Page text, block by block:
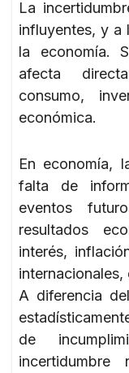
La
influyentes, y a
la economía.
afecta
consumo,
económica.
En economía,
falta de
eventos
resultados
interés,
internacionales,
A diferencia
de